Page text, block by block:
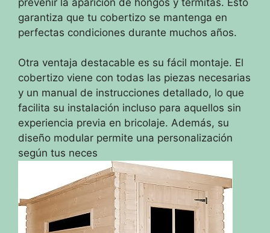
garantiza que tu cobertizo se mantenga en
perfectas condiciones durante muchos años.
Otra ventaja destacable es su fácil montaje. El
cobertizo viene con todas las piezas necesarias
y un manual de instrucciones detallado, lo que
facilita su instalación incluso para aquellos sin
experiencia previa en bricolaje. Además, su
diseño modular permite una personalización
según tus neces